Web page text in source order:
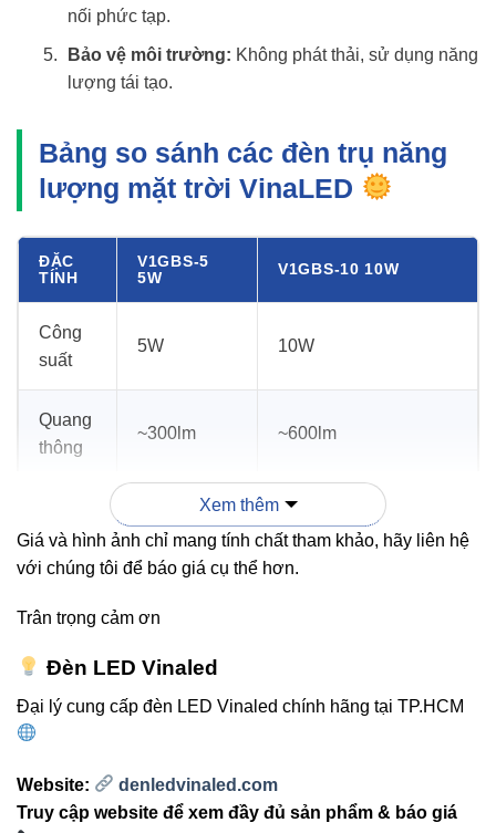
nối phức tạp.
Bảo vệ môi trường: Không phát thải, sử dụng năng
lượng tái tạo.
Bảng so sánh các đèn trụ năng
lượng mặt trời VinaLED
ĐẶC
TÍNH
V1GBS-5
5W
V1GBS-10 10W
Công
suất
5W 10W
Quang
thông
~300lm ~600lm
độ
màu
4000K,
6500K
3000K, 4000K, 6500K
Chuẩn
Ứng
Sân vườn,
Sân vườn, lối đi, cổng,
Hướng dẫn lắp đặt & bảo trì
Xem thêm
Giá và hình ảnh chỉ mang tính chất tham khảo, hãy liên hệ
với chúng tôi để báo giá cụ thể hơn.
Trân trọng cảm ơn
Đèn LED Vinaled
Đại lý cung cấp đèn LED Vinaled chính hãng tại TP.HCM
Website:
denledvinaled.com
Truy cập website để xem đầy đủ sản phẩm & báo giá